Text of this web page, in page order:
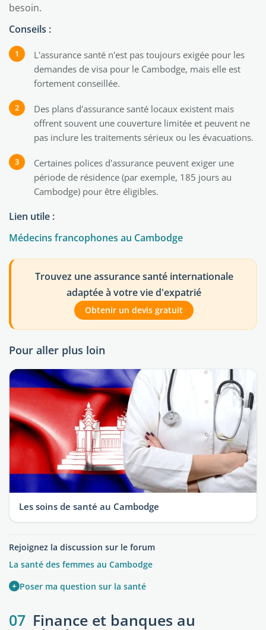
besoin.
Conseils :
L'assurance santé n'est pas toujours exigée pour les
demandes de visa pour le Cambodge, mais elle est
fortement conseillée.
Des plans d'assurance santé locaux existent mais
offrent souvent une couverture limitée et peuvent ne
pas inclure les traitements sérieux ou les évacuations.
Certaines polices d'assurance peuvent exiger une
période de résidence (par exemple, 185 jours au
Cambodge) pour être éligibles.
Lien utile :
Médecins francophones au Cambodge
Trouvez une assurance santé internationale
adaptée à votre vie d'expatrié
Obtenir un devis gratuit
Pour aller plus loin
Les soins de santé au Cambodge
Rejoignez la discussion sur le forum
La santé des femmes au Cambodge
+ Poser ma question sur la santé
07 Finance et banques au